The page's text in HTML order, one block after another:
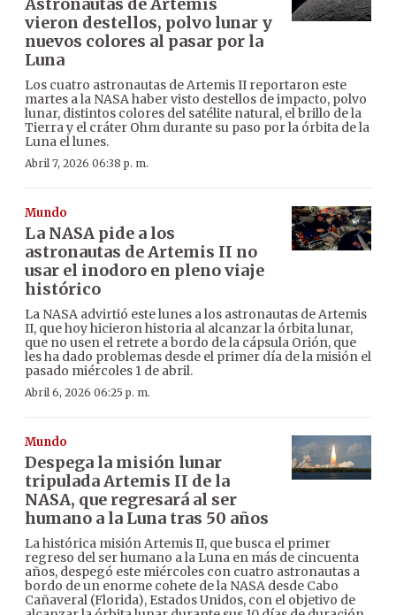
vieron destellos, polvo lunar y
nuevos colores al pasar por la
Luna
Los cuatro astronautas de Artemis II reportaron este
martes a la NASA haber visto destellos de impacto, polvo
lunar, distintos colores del satélite natural, el brillo de la
Tierra y el cráter Ohm durante su paso por la órbita de la
Luna el lunes.
Abril 7, 2026 06:38 p. m.
Mundo
La NASA pide a los
astronautas de Artemis II no
usar el inodoro en pleno viaje
histórico
La NASA advirtió este lunes a los astronautas de Artemis
II, que hoy hicieron historia al alcanzar la órbita lunar,
que no usen el retrete a bordo de la cápsula Orión, que
les ha dado problemas desde el primer día de la misión el
pasado miércoles 1 de abril.
Abril 6, 2026 06:25 p. m.
Mundo
Despega la misión lunar
tripulada Artemis II de la
NASA, que regresará al ser
humano a la Luna tras 50 años
La histórica misión Artemis II, que busca el primer
regreso del ser humano a la Luna en más de cincuenta
años, despegó este miércoles con cuatro astronautas a
bordo de un enorme cohete de la NASA desde Cabo
Cañaveral (Florida), Estados Unidos, con el objetivo de